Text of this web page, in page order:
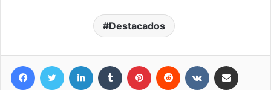
Destacados
FacebookTwitter LinkedIn Tumblr Pinterest Reddit VKontakte